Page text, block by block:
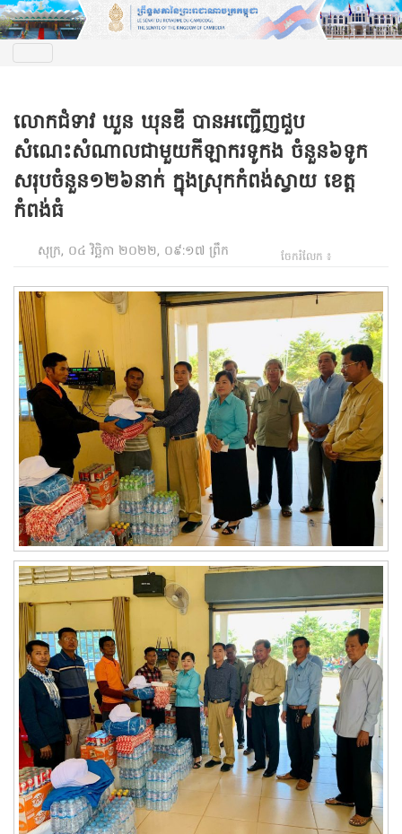
លោកជំទាវ ឃួន ឃុនឌី បានអញ្ជើញជួប
សំណេះសំណាលជាមួយកីឡាករទូកង ចំនួន៦ទូក
សរុបចំនួន១២៦នាក់ ក្នុងស្រុកកំពង់ស្វាយ ខេត្ត
កំពង់ធំ
សុក្រ, ០៤ វិច្ឆិកា ២០២២, ០៩:១៧ ព្រឹក ចែករំលែក ៖